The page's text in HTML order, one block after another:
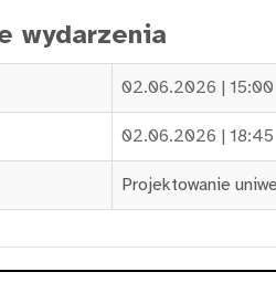
wydarzenia
02.06.2026 | 15:00
02.06.2026 | 18:45
Projektowanie